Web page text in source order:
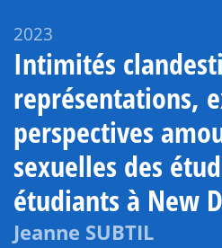
2023
Intimités
représentations,
perspectives
sexuelles des
étudiants à New
Jeanne SUBTIL